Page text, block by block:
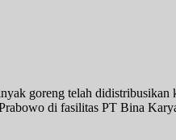
goreng telah didistribusikan
di fasilitas PT Bina